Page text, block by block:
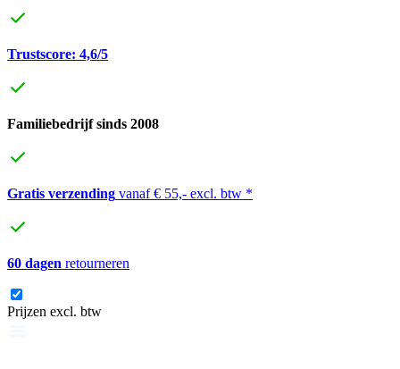
Trustscore: 4,6/5
Familiebedrijf sinds 2008
Gratis verzending vanaf € 55,- excl. btw *
60 dagen retourneren
Prijzen excl. btw